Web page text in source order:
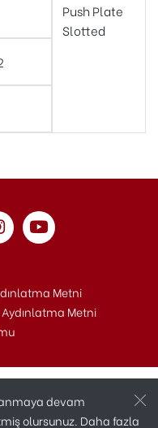
Push Plate
Slotted
Metni
Metni
devam
olursunuz. Daha fazla